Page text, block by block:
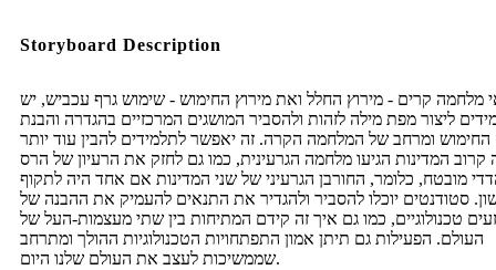
Storyboard Description
מלחמה קרים - מירוץ החלל ואת מירוץ החימוש - שימוש גרף עכביש, יש
ליצור מפת מילה לזהות ולהסביר המושגים המרכזיים בהגדרה והבנת
החימוש ומרחב של המלחמה הקרה. זה יאפשר לתלמידים להבין עוד יותר
המדינות הגיעו מלחמה הגרעינית, כמו גם לחזק את הרעיון של הרס
מובטח, כלומר, החורבן הגרעיני של שני המדינות אם אחד היה לתקוף
סטודנטים יוכלו להסביר ולהגדיר את התנאים להעמיק את ההבנה של
טכנולוגיים, כמו גם איך זה קידם המתיחות בין שתי מעצמות-העל של
העולם. הפעילות גם תיתן אמון התפתחויות הטכנולוגיות ההולך ומתרחב
שממשיכות לעצב את העולם שלנו היום.